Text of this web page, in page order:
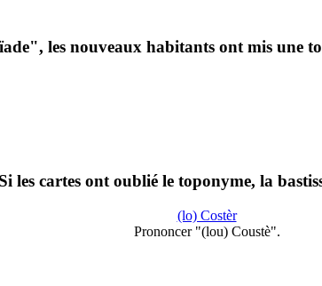
les nouveaux habitants ont mis une
les cartes ont oublié le toponyme, la
(lo) Costèr
Prononcer "(lou) Coustè".